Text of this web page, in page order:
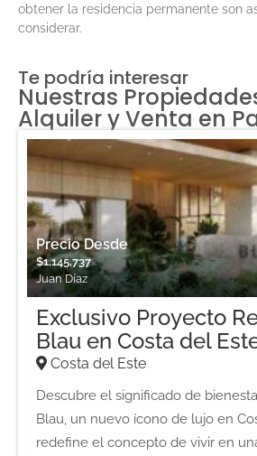
Te podría interesar
Nuestras
Alquiler y Venta en
Precio Desde
$1,145,737
Juan Díaz
Exclusivo Proyecto
Blau en Costa del
Costa del Este
Descubre el significado de
Blau, un nuevo ícono de lujo en
redefine el concepto de vivir en
obtener la residencia permanente son
considerar.